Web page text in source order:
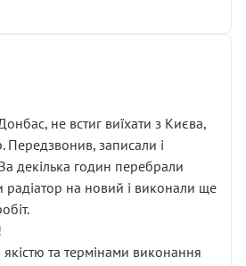
не встиг виїхати з Києва,
Передзвонив, записали і
декілька годин перебрали
радіатор на новий і виконали ще
та термінами виконання